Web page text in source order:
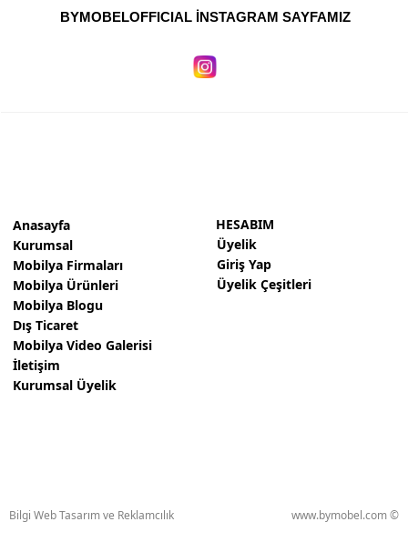
BYMOBELOFFICIAL İNSTAGRAM SAYFAMIZ
Anasayfa
Kurumsal
Mobilya Firmaları
Mobilya Ürünleri
Mobilya Blogu
Dış Ticaret
Mobilya Video Galerisi
İletişim
Kurumsal Üyelik
HESABIM
Üyelik
Giriş Yap
Üyelik Çeşitleri
Bilgi Web Tasarım ve Reklamcılık www.bymobel.com ©